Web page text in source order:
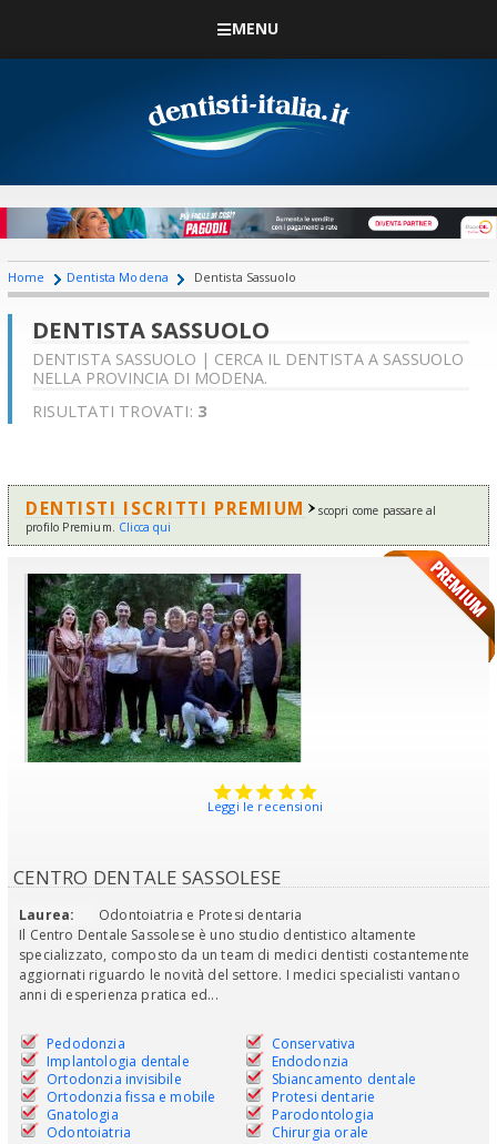
MENU
Home Dentista Modena Dentista Sassuolo
DENTISTA SASSUOLO
DENTISTA SASSUOLO | CERCA IL DENTISTA A SASSUOLO
NELLA PROVINCIA DI MODENA.
RISULTATI TROVATI: 3
DENTISTI ISCRITTI PREMIUM
scopri come passare al
profilo Premium. Clicca qui
Leggi le recensioni
CENTRO DENTALE SASSOLESE
Laurea:
Odontoiatria e Protesi dentaria
Il Centro Dentale Sassolese è uno studio dentistico altamente
specializzato, composto da un team di medici dentisti costantemente
aggiornati riguardo le novità del settore. I medici specialisti vantano
anni di esperienza pratica ed...
Pedodonzia
Implantologia dentale
Ortodonzia invisibile
Ortodonzia fissa e mobile
Gnatologia
Odontoiatria
Conservativa
Endodonzia
Sbiancamento dentale
Protesi dentarie
Parodontologia
Chirurgia orale